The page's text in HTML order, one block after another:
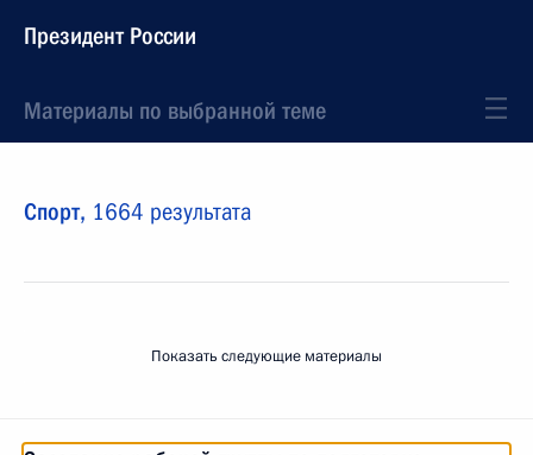
Президент России
Материалы по выбранной теме
Спорт, 1664 результата
Показать следующие материалы